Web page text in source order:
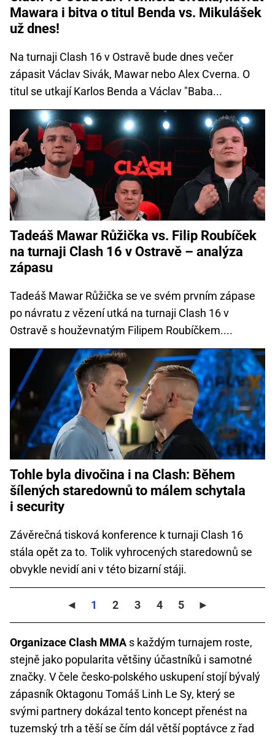
Mawara i bitva o titul Benda vs. Mikulášek
už dnes!
Na turnaji Clash 16 v Ostravě bude dnes večer
zápasit Václav Sivák, Mawar nebo Alex Cverna. O
titul se utkají Karlos Benda a Václav "Baba...
Tadeáš Mawar Růžička vs. Filip Roubíček
na turnaji Clash 16 v Ostravě – analýza
zápasu
Tadeáš Mawar Růžička se ve svém prvním zápase
po návratu z vězení utká na turnaji Clash 16 v
Ostravě s houževnatým Filipem Roubíčkem....
Tohle byla divočina i na Clash: Během
šílených staredownů to málem schytala
i security
Závěrečná tisková konference k turnaji Clash 16
stála opět za to. Tolik vyhrocených staredownů se
obvykle nevidí ani v této bizarní stáji.
◄ 1 2 3 4 5 ►
Organizace Clash MMA s každým turnajem roste,
stejně jako popularita většiny účastníků i samotné
značky. V čele česko-polského uskupení stojí bývalý
zápasník Oktagonu Tomáš Linh Le Sy, který se
svými partnery dokázal tento koncept přenést na
tuzemský trh a těší se čím dál větší poptávce z řad